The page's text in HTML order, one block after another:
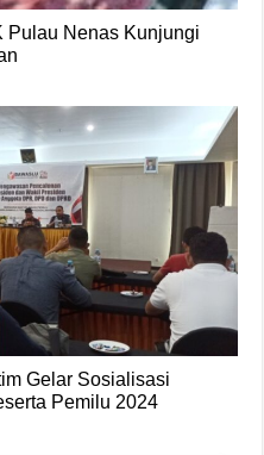
Pulau Nenas Kunjungi
Gelar Sosialisasi
Pemilu 2024